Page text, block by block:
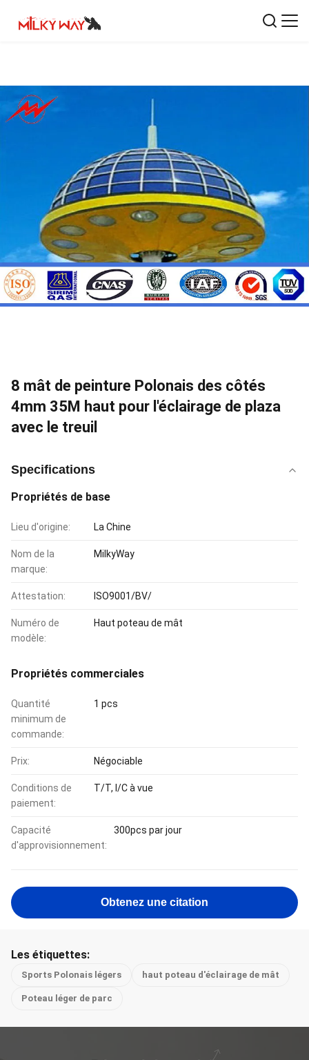
8 mât de peinture Polonais des côtés
4mm 35M haut pour l'éclairage de plaza
avec le treuil
Specifications
Propriétés de base
Lieu d'origine: La Chine
Nom de la
marque:
MilkyWay
Attestation: ISO9001/BV/
Numéro de
modèle:
Haut poteau de mât
Propriétés commerciales
Quantité
minimum de
commande:
1 pcs
Prix: Négociable
Conditions de
paiement:
T/T, l/C à vue
Capacité
d'approvisionnement:
300pcs par jour
Obtenez une citation
Les étiquettes:
Sports Polonais légers haut poteau d'éclairage de mât
Poteau léger de parc